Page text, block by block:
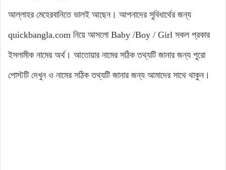
আল্লাহর মেহেরবানিতে ভালই আছেন। আপনাদের সুবিধার্থের জন্য
quickbangla.com নিয়ে আসলো Baby /Boy / Girl সকল প্রকার
ইসলামীক নামের অর্থ। আতোয়ার নামের সঠিক তথ্যটি জানার জন্য পুরো
পোস্টটি দেখুন ও নামের সঠিক তথ্যটি জানার জন্য আমাদের সাথে থাকুন।